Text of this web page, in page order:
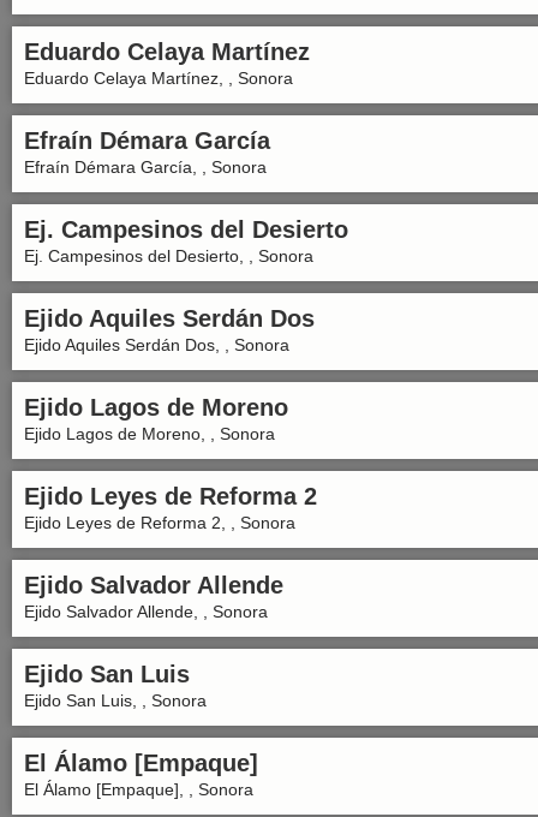
Eduardo Celaya Martínez
Eduardo Celaya Martínez, , Sonora
Efraín Démara García
Efraín Démara García, , Sonora
Ej. Campesinos del Desierto
Ej. Campesinos del Desierto, , Sonora
Ejido Aquiles Serdán Dos
Ejido Aquiles Serdán Dos, , Sonora
Ejido Lagos de Moreno
Ejido Lagos de Moreno, , Sonora
Ejido Leyes de Reforma 2
Ejido Leyes de Reforma 2, , Sonora
Ejido Salvador Allende
Ejido Salvador Allende, , Sonora
Ejido San Luis
Ejido San Luis, , Sonora
El Álamo [Empaque]
El Álamo [Empaque], , Sonora